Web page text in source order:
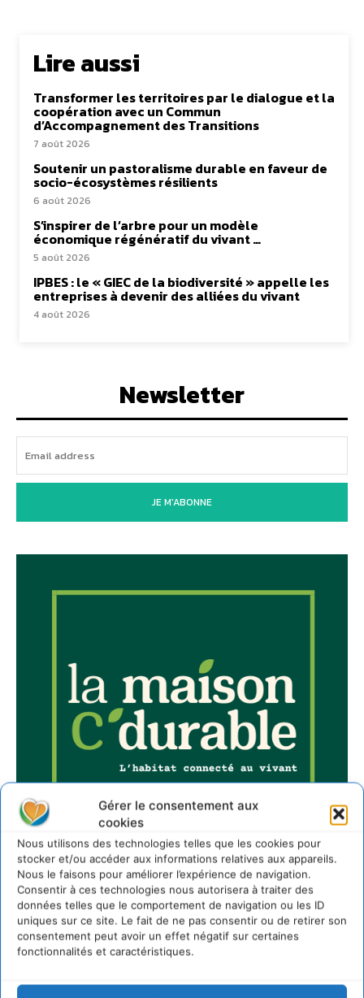
Gérer le consentement aux
cookies
Nous utilisons des technologies telles que les cookies pour
stocker et/ou accéder aux informations relatives aux appareils.
Nous le faisons pour améliorer l’expérience de navigation.
Consentir à ces technologies nous autorisera à traiter des
données telles que le comportement de navigation ou les ID
uniques sur ce site. Le fait de ne pas consentir ou de retirer son
consentement peut avoir un effet négatif sur certaines
fonctionnalités et caractéristiques.
Lire aussi
Transformer les territoires par le dialogue et la
coopération avec un Commun
d’Accompagnement des Transitions
7 août 2026
Soutenir un pastoralisme durable en faveur de
socio-écosystèmes résilients
6 août 2026
S’inspirer de l’arbre pour un modèle
économique régénératif du vivant …
5 août 2026
IPBES : le « GIEC de la biodiversité » appelle les
entreprises à devenir des alliées du vivant
4 août 2026
Newsletter
JE M'ABONNE
Sur Cdurable
Comment le sol français a perdu sa mémoire